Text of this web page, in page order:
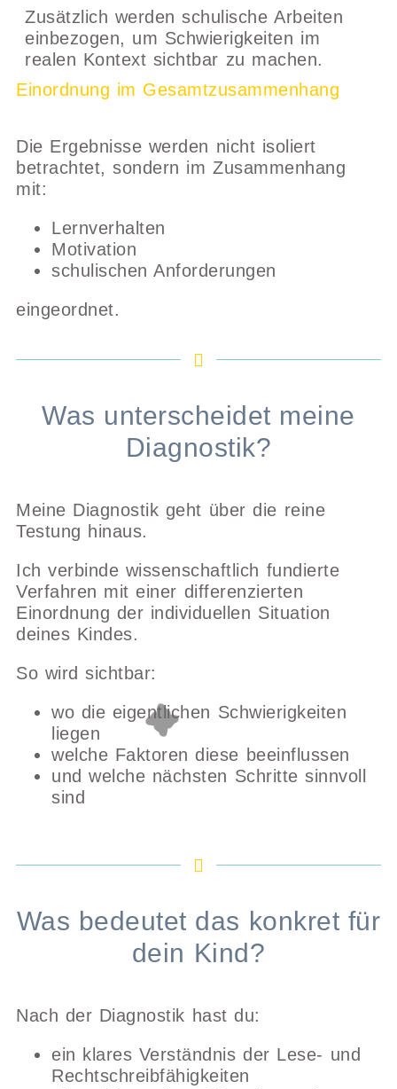
Zusätzlich werden schulische Arbeiten
einbezogen, um Schwierigkeiten im
realen Kontext sichtbar zu machen.
Einordnung im Gesamtzusammenhang
Die Ergebnisse werden nicht isoliert
betrachtet, sondern im Zusammenhang
mit:
Lernverhalten
Motivation
schulischen Anforderungen
eingeordnet.
Was unterscheidet meine
Diagnostik?
Meine Diagnostik geht über die reine
Testung hinaus.
Ich verbinde wissenschaftlich fundierte
Verfahren mit einer differenzierten
Einordnung der individuellen Situation
deines Kindes.
So wird sichtbar:
wo die eigentlichen Schwierigkeiten
liegen
welche Faktoren diese beeinflussen
und welche nächsten Schritte sinnvoll
sind
Was bedeutet das konkret für
dein Kind?
Nach der Diagnostik hast du:
ein klares Verständnis der Lese- und
Rechtschreibfähigkeiten